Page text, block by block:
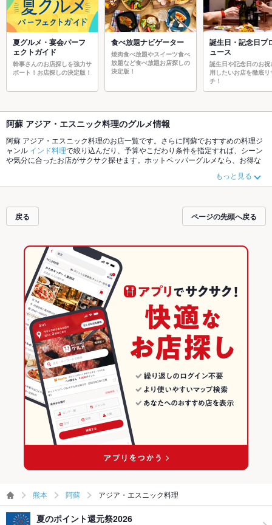
夏グルメ・宴会パーフ
ェクトガイド
幹事さんのお店探しを強力サ
ポート！お店探しの決定版！
食べ放題ナビゲーター
焼肉食べ放題やスイーツ食べ
放題など食べ放題お店探しの
決定版！
誕生日・記念日プ
ュース
誕生日や記念日のお祝
用したいお店を徹底リ
チ！
阿蘇 アジア・エスニック料理のグルメ情報
阿蘇 アジア・エスニック料理のお店一覧です。さらに阿蘇でおすすめの料理ジ
ャンル インド料理で絞り込んだり、予算やこだわり条件を指定すれば、シーン
や気分に合ったお店がサクサク探せます。ホットペッパーグルメなら、お得な
新情報をご紹介しているので安心！24時間使える簡単便利なネット予約が使え
るお店も拡大中です。友達どうしの飲み会にも、会社の宴会にも、デートやパ
もっと見る
戻る ページの先頭へ戻る
熊本 阿蘇 アジア・エスニック料理
夏のポイント還元祭2026